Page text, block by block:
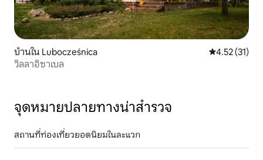
บ้านใน Lubocześnica คะแนนเฉลี่ย
4.52 (31)
วิลลาอิซาเบล
จุดหมายปลายทางน่าสำรวจ
สถานที่ท่องเที่ยวยอดนิยมในละแวก